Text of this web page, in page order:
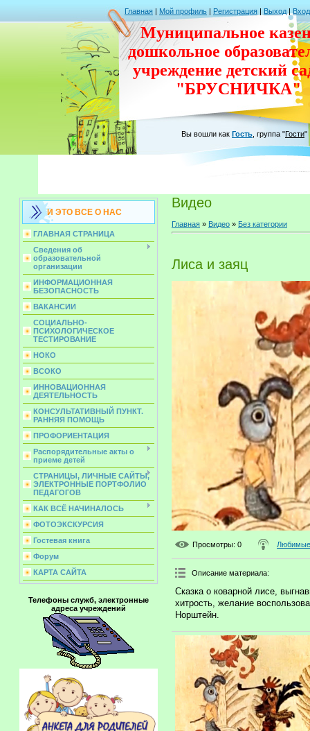
Главная | Мой профиль | Регистрация | Выход | Вход
Муниципальное
дошкольное
учреждение детский
"БРУСНИЧКА"
Вы вошли как Гость группа "Гости"
И ЭТО ВСЕ О НАС
ГЛАВНАЯ СТРАНИЦА
Сведения об
образовательной
организации
ИНФОРМАЦИОННАЯ
БЕЗОПАСНОСТЬ
ВАКАНСИИ
СОЦИАЛЬНО-
ПСИХОЛОГИЧЕСКОЕ
ТЕСТИРОВАНИЕ
НОКО
ВСОКО
ИННОВАЦИОННАЯ
ДЕЯТЕЛЬНОСТЬ
КОНСУЛЬТАТИВНЫЙ ПУНКТ.
РАННЯЯ ПОМОЩЬ
ПРОФОРИЕНТАЦИЯ
Распорядительные акты о
приеме детей
СТРАНИЦЫ, ЛИЧНЫЕ САЙТЫ,
ЭЛЕКТРОННЫЕ ПОРТФОЛИО
ПЕДАГОГОВ
КАК ВСЁ НАЧИНАЛОСЬ
ФОТОЭКСКУРСИЯ
Гостевая книга
Форум
КАРТА САЙТА
Телефоны служб, электронные
адреса учреждений
Видео
Главная » Видео » Без категории
Лиса и заяц
Просмотры: 0 Любимые
Описание материала:
Сказка о коварной лисе,
хитрость, желание
Норштейн.